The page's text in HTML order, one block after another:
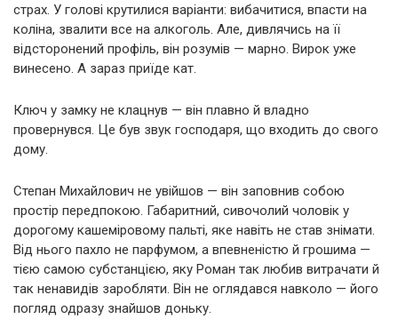
страх. У голові крутилися варіанти: вибачитися, впасти на
коліна, звалити все на алкоголь. Але, дивлячись на її
відсторонений профіль, він розумів — марно. Вирок уже
винесено. А зараз приїде кат.
Ключ у замку не клацнув — він плавно й владно
провернувся. Це був звук господаря, що входить до свого
дому.
Степан Михайлович не увійшов — він заповнив собою
простір передпокою. Габаритний, сивочолий чоловік у
дорогому кашеміровому пальті, яке навіть не став знімати.
Від нього пахло не парфумом, а впевненістю й грошима —
тією самою субстанцією, яку Роман так любив витрачати й
так ненавидів заробляти. Він не оглядався навколо — його
погляд одразу знайшов доньку.